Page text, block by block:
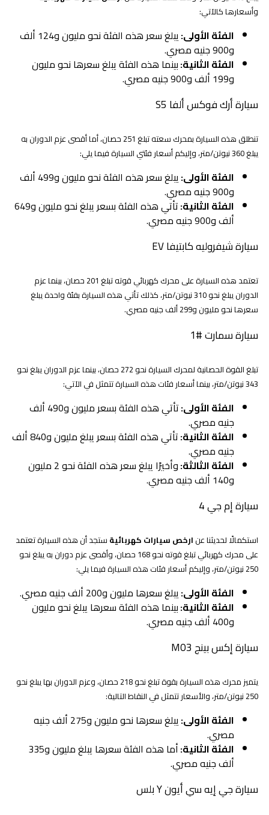
وأسعارها كالآتي:
الفئة الأولى:
يبلغ سعر هذه الفئة نحو مليون و124 ألف
و900 جنيه مصري.
الفئة الثانية:بينما هذه الفئة يبلغ سعرها نحو مليون
و199 ألف و900 جنيه مصري.
سيارة أرك فوكس ألفا S5
تنطلق هذه السيارة بمحرك سعته تبلغ 251 حصان، أما أقصى عزم الدوران به
يبلغ 360 نيوتن/متر، وإليكم أسعار فئتي السيارة فيما يلي:
الفئة الأولى:
يبلغ سعر هذه الفئة نحو مليون و499 ألف
و900 جنيه مصري.
الفئة الثانية:
تأتي هذه الفئة بسعر يبلغ نحو مليون و649
ألف و900 جنيه مصري.
سيارة شيفروليه كابتيفا EV
تعتمد هذه السيارة على محرك كهربائي قوته تبلغ 201 حصان، بينما عزم
الدوران يبلغ نحو 310 نيوتن/متر، كذلك تأتي هذه السيارة بفئة واحدة يبلغ
سعرها نحو مليون و299 ألف جنيه مصري.
سيارة سمارت #1
تبلغ القوة الحصانية لمحرك السيارة نحو 272 حصان، بينما عزم الدوران يبلغ نحو
343 نيوتن/متر، بينما أسعار فئات هذه السيارة تتمثل في الآتي:
الفئة الأولى:
تأتي هذه الفئة بسعر مليون و490 ألف
جنيه مصري.
الفئة الثانية:
تأتي هذه الفئة بسعر يبلغ مليون و840 ألف
جنيه مصري.
الفئة الثالثة:
وأخيرًا يبلغ سعر هذه الفئة نحو 2 مليون
و140 ألف جنيه مصري.
سيارة إم جي 4
استكمالًا لحديثنا عن ارخص سيارات كهربائية ستجد أن هذه السيارة تعتمد
على محرك كهربائي تبلغ قوته نحو 168 حصان، وأقصى عزم دوران به يبلغ نحو
250 نيوتن/متر، وإليكم أسعار فئات هذه السيارة فيما يلي:
الفئة الأولى: يبلغ سعرها مليون و200 ألف جنيه مصري.
الفئة الثانية:بينما هذه الفئة سعرها يبلغ نحو مليون
و400 ألف جنيه مصري.
سيارة إكس بينج M03
يتميز محرك هذه السيارة بقوة تبلغ نحو 218 حصان، وعزم الدوران بها يبلغ نحو
250 نيوتن/متر، والأسعار تتمثل في النقاط التالية:
الفئة الأولى:
يبلغ سعرها نحو مليون و275 ألف جنيه
مصري.
الفئة الثانية:
أما هذه الفئة سعرها يبلغ مليون و335
ألف جنيه مصري.
سيارة جي إيه سي أيون Y بلس